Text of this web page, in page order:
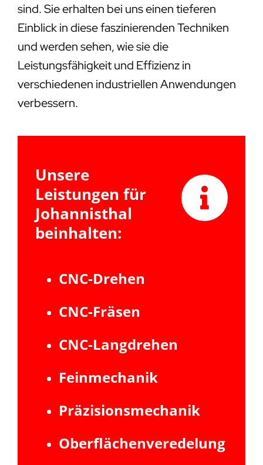
sind. Sie erhalten bei uns einen tieferen
Einblick in diese faszinierenden Techniken
und werden sehen, wie sie die
Leistungsfähigkeit und Effizienz in
verschiedenen industriellen Anwendungen
verbessern.
Unsere
Leistungen für
Johannisthal
beinhalten:
CNC-Drehen
CNC-Fräsen
CNC-Langdrehen
Feinmechanik
Präzisionsmechanik
Oberflächenveredelung